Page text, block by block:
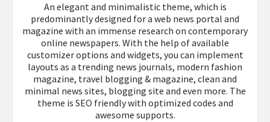
An elegant and minimalistic theme, which is
predominantly designed for a web news portal and
magazine with an immense research on contemporary
online newspapers. With the help of available
customizer options and widgets, you can implement
layouts as a trending news journals, modern fashion
magazine, travel blogging & magazine, clean and
minimal news sites, blogging site and even more. The
theme is SEO friendly with optimized codes and
awesome supports.